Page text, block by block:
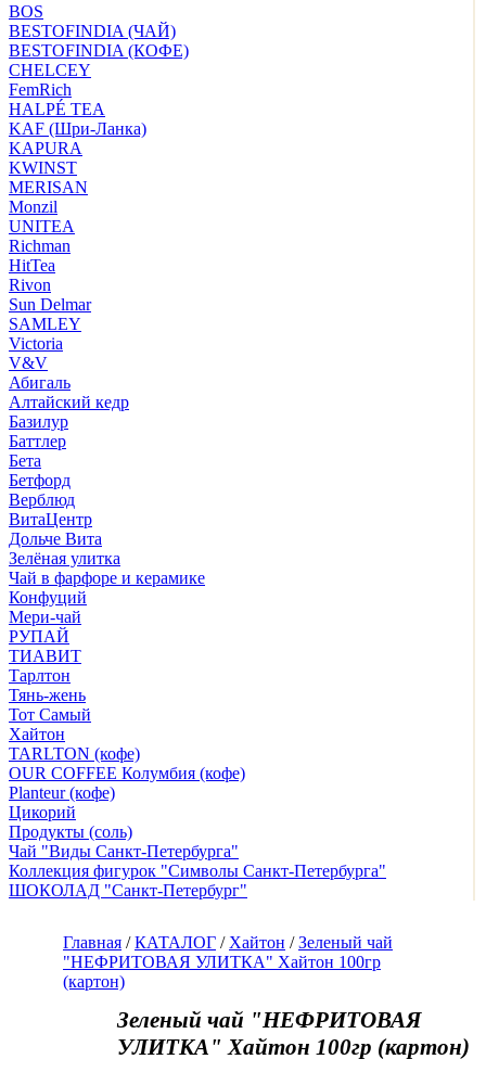
BOS
BESTOFINDIA (ЧАЙ)
BESTOFINDIA (КОФЕ)
CHELCEY
FemRich
HALPÉ TEA
KAF (Шри-Ланка)
KAPURA
KWINST
MERISAN
Monzil
UNITEA
Richman
HitTea
Rivon
Sun Delmar
SAMLEY
Victoria
V&V
Абигаль
Алтайский кедр
Базилур
Баттлер
Бета
Бетфорд
Верблюд
ВитаЦентр
Дольче Вита
Зелёная улитка
Чай в фарфоре и керамике
Конфуций
Мери-чай
РУПАЙ
ТИАВИТ
Тарлтон
Тянь-жень
Тот Самый
Хайтон
TARLTON (кофе)
OUR COFFEE Колумбия (кофе)
Planteur (кофе)
Цикорий
Продукты (соль)
Чай "Виды Санкт-Петербурга"
Коллекция фигурок "Символы Санкт-Петербурга"
ШОКОЛАД "Санкт-Петербург"
Главная /КАТАЛОГ / Хайтон /Зеленый чай
"НЕФРИТОВАЯ УЛИТКА" Хайтон 100гр
(картон)
Зеленый чай "НЕФРИТОВАЯ
УЛИТКА" Хайтон 100гр (картон)